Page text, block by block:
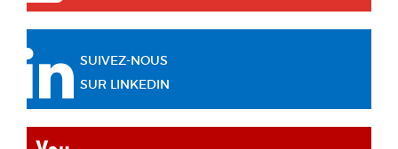
SUIVEZ-NOUS
SUR LINKEDIN